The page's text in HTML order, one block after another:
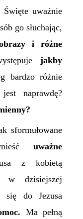
uważnie
go słuchając,
i różne
jakby
bardzo różnie
naprawdę?
sformułowane
uważne
z kobietą
w dzisiejszej
się do Jezusa
Ma pełną